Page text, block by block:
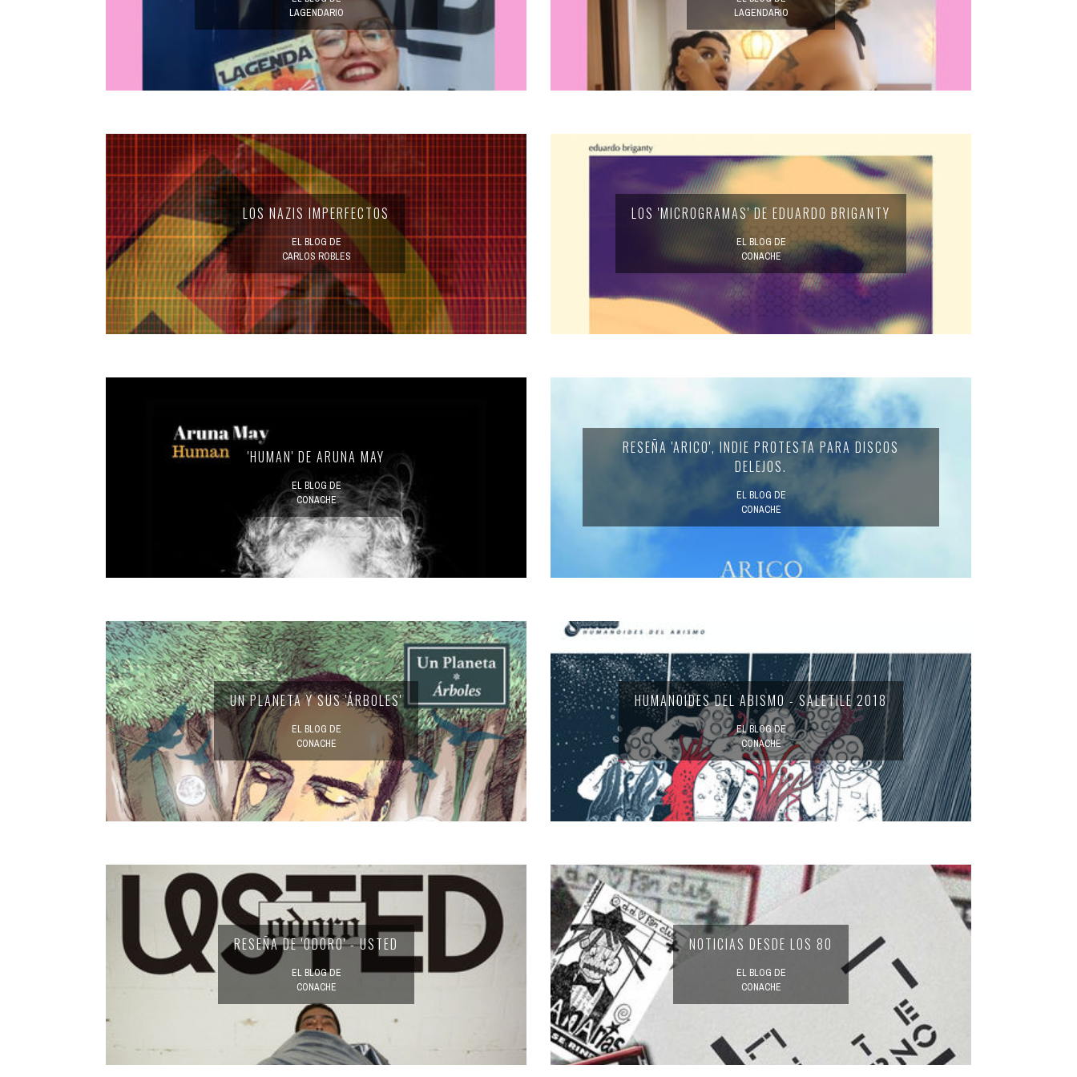
Santa Cruz | La Laguna
Islas
Gastro
Infantil
Música
INFANTIL LOCALES CON ACTUACIONES
COMERCIO
GASTRO
LAGENDARIO
LAGENDARIO
LOS NAZIS IMPERFECTOS
EL BLOG DE
CARLOS ROBLES
LOS 'MICROGRAMAS' DE EDUARDO BRIGANTY
EL BLOG DE
CONACHE
'HUMAN' DE ARUNA MAY
EL BLOG DE
CONACHE
RESEÑA 'ARICO', INDIE PROTESTA PARA DISCOS
DELEJOS.
EL BLOG DE
CONACHE
UN PLANETA Y SUS 'ÁRBOLES'
EL BLOG DE
CONACHE
HUMANOIDES DEL ABISMO - SALETILE 2018
EL BLOG DE
CONACHE
RESEÑA DE 'ODORO' - USTED
EL BLOG DE
CONACHE
NOTICIAS DESDE LOS 80
EL BLOG DE
CONACHE